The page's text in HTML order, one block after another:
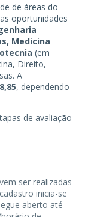
de áreas do
oportunidades
Medicina
(em
Direito,
A
, dependendo
de avaliação
ser realizadas
inicia-se
aberto até